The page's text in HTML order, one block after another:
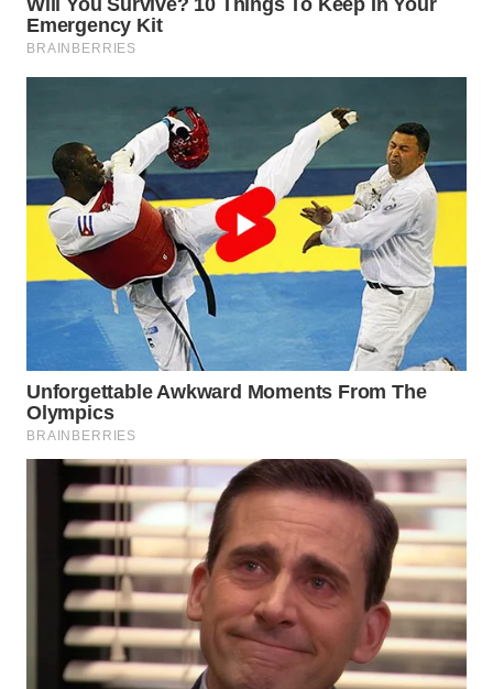
WN
SAMOSIR
PADANG
LAWAS
WN
SUMEDANG
CIANJUR
WN
KEPULAUAN
SERIBU
WN
WN
BINJAI
WN
CIREBON